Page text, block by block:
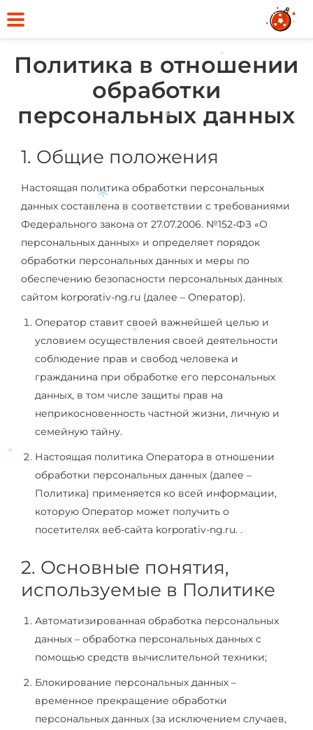
Политика в отношении
обработки
персональных данных
1. Общие положения
Настоящая политика обработки персональных
данных составлена в соответствии с требованиями
Федерального закона от 27.07.2006. №152-ФЗ «О
персональных данных» и определяет порядок
обработки персональных данных и меры по
обеспечению безопасности персональных данных
сайтом korporativ-ng.ru (далее – Оператор).
Оператор ставит своей важнейшей целью и
условием осуществления своей деятельности
соблюдение прав и свобод человека и
гражданина при обработке его персональных
данных, в том числе защиты прав на
неприкосновенность частной жизни, личную и
семейную тайну.
Настоящая политика Оператора в отношении
обработки персональных данных (далее –
Политика) применяется ко всей информации,
которую Оператор может получить о
посетителях веб-сайта korporativ-ng.ru. .
2. Основные понятия,
используемые в Политике
Автоматизированная обработка персональных
данных – обработка персональных данных с
помощью средств вычислительной техники;
Блокирование персональных данных –
временное прекращение обработки
персональных данных (за исключением случаев,
*
*